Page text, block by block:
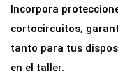
Incorpora
cortocircuitos,
tanto para tus
en el taller.